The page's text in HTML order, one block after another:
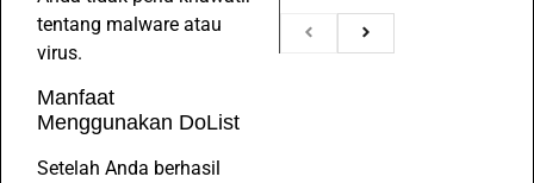
tentang malware atau
virus.
Manfaat
Menggunakan DoList
Setelah Anda berhasil